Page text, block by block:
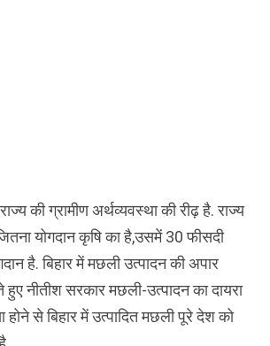
की ग्रामीण अर्थव्यवस्था की रीढ़ है. राज्य
योगदान कृषि का है,उसमें 30 फीसदी
है. बिहार में मछली उत्पादन की अपार
नीतीश सरकार मछली-उत्पादन का दायरा
होने से बिहार में उत्पादित मछली पूरे देश को